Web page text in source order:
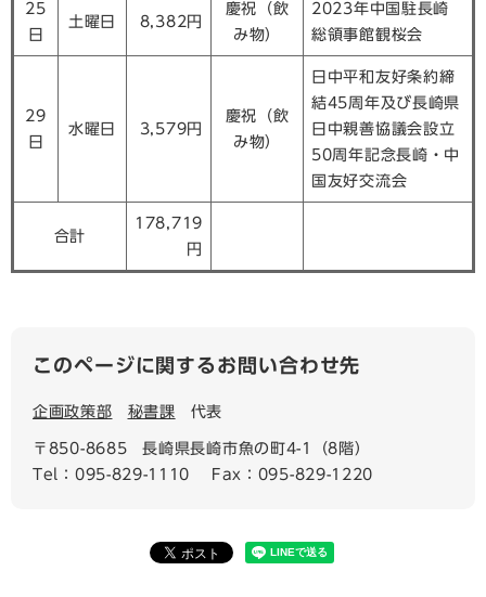
25
日
土曜日 8,382円
慶祝（飲
み物）
2023年中国駐長崎
総領事館観桜会
29
日
水曜日 3,579円
慶祝（飲
み物）
日中平和友好条約締
結45周年及び長崎県
日中親善協議会設立
50周年記念長崎・中
国友好交流会
合計
178,719
円
このページに関するお問い合わせ先
企画政策部 秘書課 代表
〒850-8685
長崎県長崎市魚の町4-1（8階）
Tel：095-829-1110
Fax：095-829-1220